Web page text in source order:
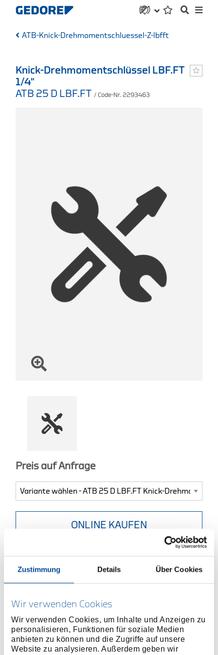
Zustimmung Details Über Cookies
Wir verwenden Cookies
Wir verwenden Cookies, um Inhalte und Anzeigen zu
personalisieren, Funktionen für soziale Medien
anbieten zu können und die Zugriffe auf unsere
Website zu analysieren. Außerdem geben wir
ATB-Knick-Drehmomentschluessel-Z-lbfft
Knick-Drehmomentschlüssel LBF.FT
1/4"
ATB 25 D LBF.FT / Code-Nr. 2293463
Preis auf Anfrage
ONLINE KAUFEN
HÄNDLER FINDEN
Produktbeschreibung
Typ ATB 25 lbf·ft bis ATB 100 lbf·ft mit 16 mm
Aufsteckzapfen
Inkl. Aufsteckknarren (1/4", 3/8" oder 1/2" je nach